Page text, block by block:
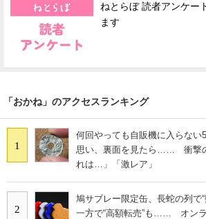
ねとらぼ 読者アンケー
ます
「おかね」のアクセスランキング
1
何回やっても自販機に入らな
思い、裏面を見たら…… 衝撃
れは…」「激レア」
2
鳩サブレー限定缶、長蛇の列で
一方で“高額転売”も…… オン